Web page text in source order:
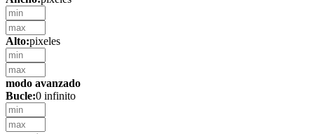
Alto:pixeles
modo avanzado
Bucle:0 infinito